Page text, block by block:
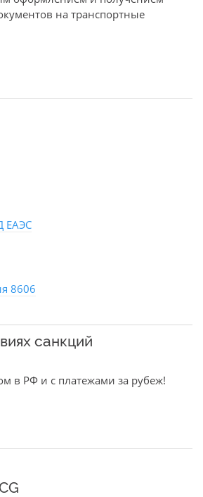
на транспортные
ЕАЭС
8606
санкций
в РФ и с платежами за рубеж!